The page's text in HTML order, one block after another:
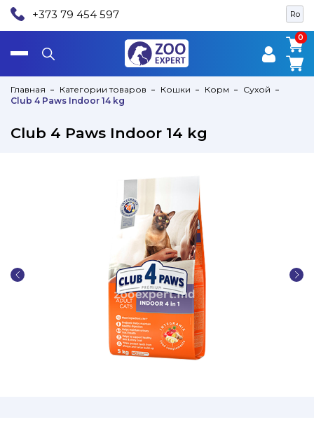
Ro
+373 79 454 597
0
0
Главная Категории товаров Кошки Корм
Сухой
Club 4 Paws Indoor 14 kg
Club 4 Paws Indoor 14 kg